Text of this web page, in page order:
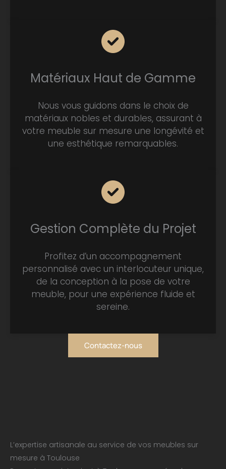
Matériaux Haut de Gamme
Nous vous guidons dans le choix de
matériaux nobles et durables, assurant à
votre meuble sur mesure une longévité et
une esthétique remarquables.
Gestion Complète du Projet
Profitez d’un accompagnement
personnalisé avec un interlocuteur unique,
de la conception à la pose de votre
meuble, pour une expérience fluide et
sereine.
Contactez-nous
L’expertise artisanale au service de vos meubles sur
mesure à Toulouse